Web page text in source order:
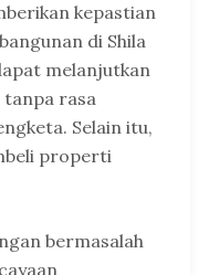
kepastian
di Shila
melanjutkan
tanpa rasa
Selain itu,
properti
bermasalah